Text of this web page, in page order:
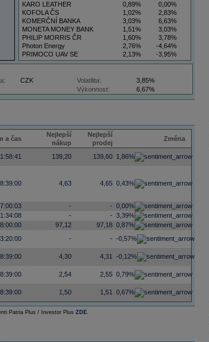
KARO LEATHER
0,89%
0,00%
KOFOLA ČS
1,02%
2,83%
KOMERČNÍ BANKA
3,03%
6,63%
MONETA MONEY BANK
1,51%
3,03%
PHILIP MORRIS ČR
1,60%
3,78%
Photon Energy
2,76%
-4,64%
PRIMOCO UAV SE
2,13%
-3,95%
VIG
3,50%
5,88%
CZK Volatilita:
3,85%
Výkonnost:
6,67%
a čas
Nejlepší
nákup
Nejlepší
prodej
Změna
139,20 139,60 1,86%
4,63 4,65 0,43%
- - 0,00%
- - 3,39%
97,12 97,18 0,87%
- - -0,57%
4,30 4,31 -0,12%
2,54 2,55 0,79%
1,50 1,51 0,67%
Patria Plus / Investor Plus ZDE.